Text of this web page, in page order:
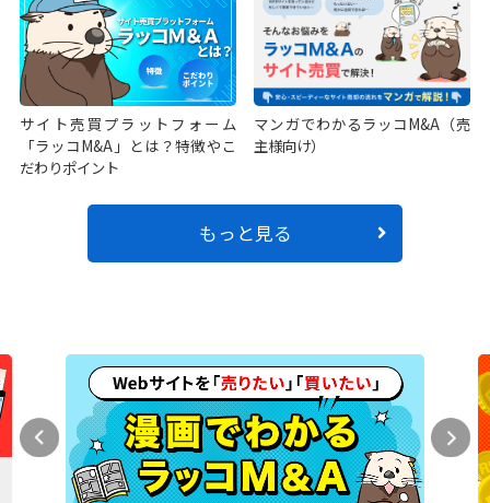
サイト売買プラットフォーム
「ラッコM&A」とは？特徴やこ
だわりポイント
マンガでわかるラッコM&A（売
主様向け）
もっと見る